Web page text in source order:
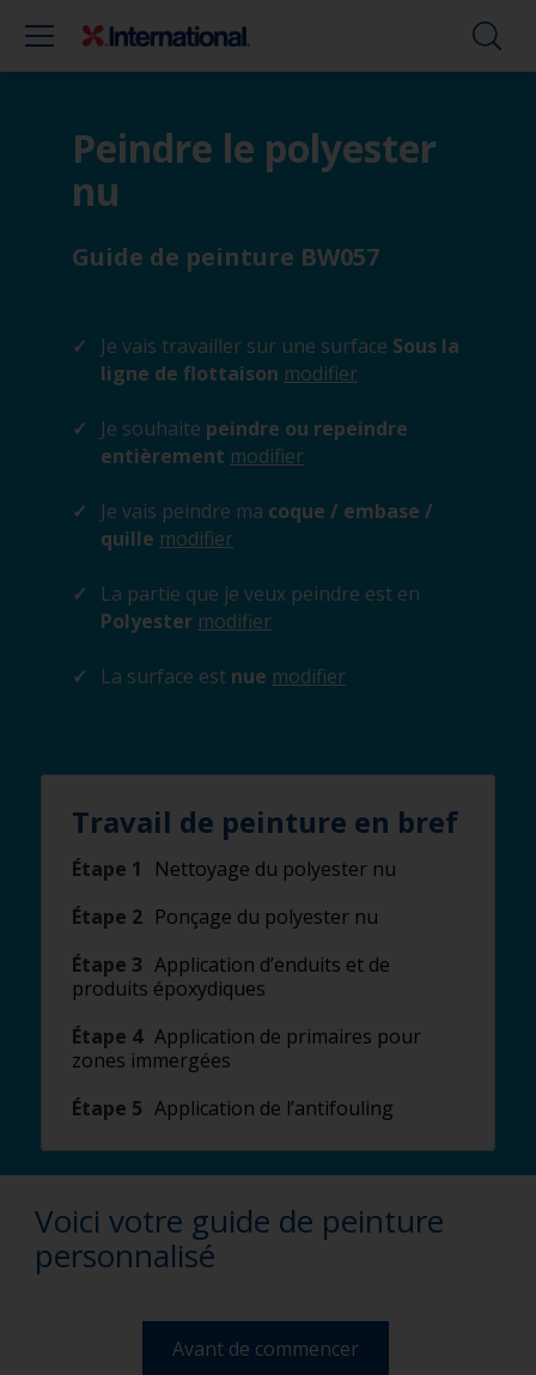
Peindre le polyester
nu
Guide de peinture BW057
Je vais travailler sur une surface Sous la
ligne de flottaison modifier
Je souhaite peindre ou repeindre
entièrement modifier
Je vais peindre ma coque / embase /
quille modifier
La partie que je veux peindre est en
Polyester modifier
La surface est nue modifier
Travail de peinture en bref
Étape 1
Nettoyage du polyester nu
Étape 2 Ponçage du polyester nu
Étape 3 Application d’enduits et de
produits époxydiques
Étape 4 Application de primaires pour
zones immergées
Étape 5 Application de l’antifouling
Voici votre guide de peinture
personnalisé
Avant de commencer